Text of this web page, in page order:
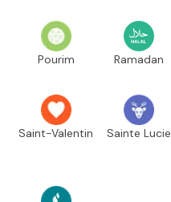
Pourim Ramadan
Saint-Valentin Sainte Lucie